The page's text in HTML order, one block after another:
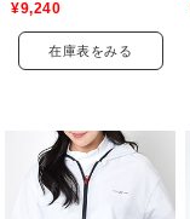
¥9,240
在庫表をみる